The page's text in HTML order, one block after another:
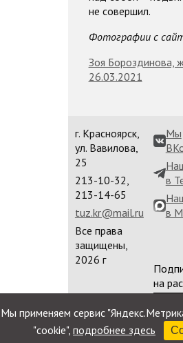
не совершил.
Фотографии с
Зоя Бороздинова,
26.03.2021
г. Красноярск,
ул. Вавилова,
25
213-10-32,
213-14-65
tuz.kr@mail.ru
Все права
защищены,
2026 г
Мы
в
в
на
Мы применяем сервис
"cookie", подробнее здесь